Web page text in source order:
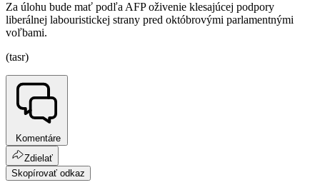
Za úlohu bude mať podľa AFP oživenie klesajúcej podpory
liberálnej labouristickej strany pred októbrovými parlamentnými
voľbami.
(tasr)
Komentáre
Zdielať
Skopírovať odkaz